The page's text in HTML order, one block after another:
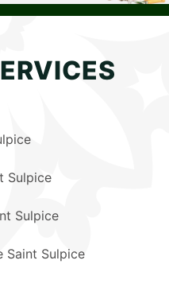
Sulpice
Sulpice
Saint Sulpice